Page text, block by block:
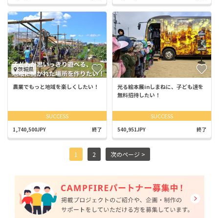
茨城県
農業でもっと地域を楽しくしたい！
SUCCESS
1,740,500JPY 終了
光る絵本展inしまねに、子ども達を
無料招待したい！
SUCCESS
540,951JPY 終了
1 2 次のページ >